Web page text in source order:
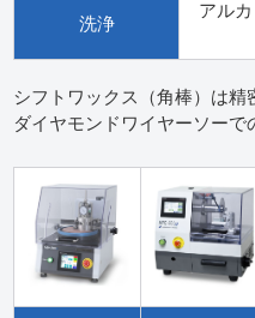
洗浄
アル
シフトワックス（角棒）は精
ダイヤモンドワイヤーソーで